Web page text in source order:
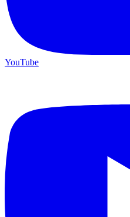
YouTube